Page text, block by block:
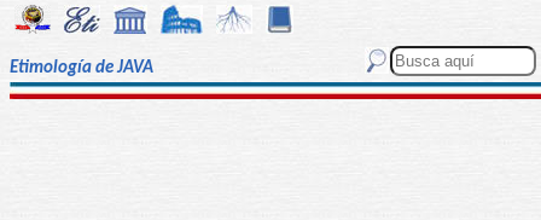
Etimología de JAVA